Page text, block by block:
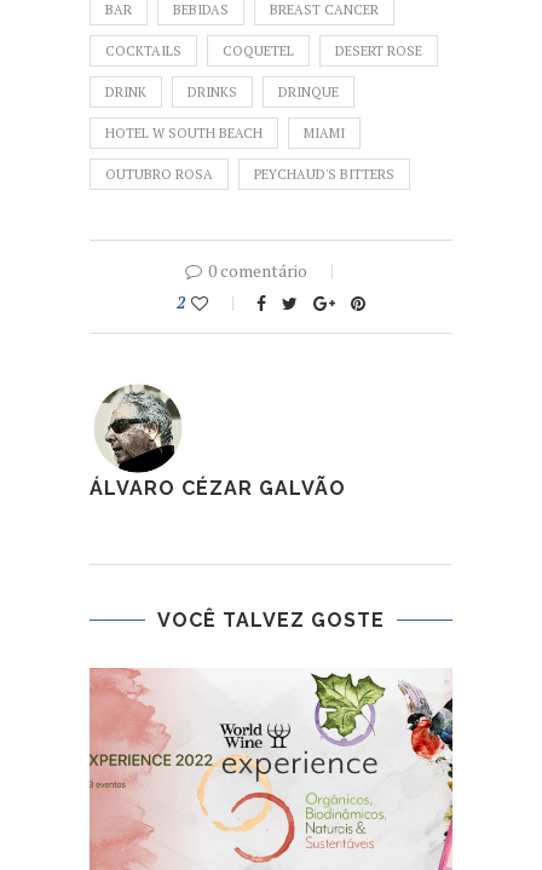
BAR BEBIDAS BREAST CANCER
COCKTAILS COQUETEL DESERT ROSE
DRINK DRINKS DRINQUE
HOTEL W SOUTH BEACH MIAMI
OUTUBRO ROSA PEYCHAUD'S BITTERS
0 comentário
2
ÁLVARO CÉZAR GALVÃO
VOCÊ TALVEZ GOSTE